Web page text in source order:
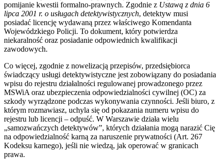
pomijanie kwestii formalno-prawnych. Zgodnie z Ustawą z dnia 6
lipca 2001 r. o usługach detektywistycznych, detektyw musi
posiadać licencję wydawaną przez właściwego Komendanta
Wojewódzkiego Policji. To dokument, który potwierdza
niekaralność oraz posiadanie odpowiednich kwalifikacji
zawodowych.
Co więcej, zgodnie z nowelizacją przepisów, przedsiębiorca
świadczący usługi detektywistyczne jest zobowiązany do posiadania
wpisu do rejestru działalności regulowanej prowadzonego przez
MSWiA oraz ubezpieczenia odpowiedzialności cywilnej (OC) za
szkody wyrządzone podczas wykonywania czynności. Jeśli biuro, z
którym rozmawiasz, uchyla się od pokazania numeru wpisu do
rejestru lub licencji – odpuść. W Warszawie działa wielu
„samozwańczych detektywów”, których działania mogą narazić Cię
na odpowiedzialność karną za naruszenie prywatności (Art. 267
Kodeksu karnego), jeśli nie wiedzą, jak operować w granicach
prawa.